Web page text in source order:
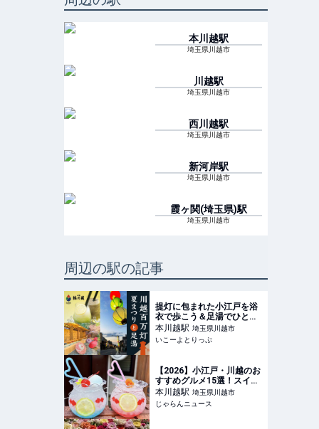
本川越駅
埼玉県川越市
川越駅
埼玉県川越市
西川越駅
埼玉県川越市
新河岸駅
埼玉県川越市
霞ヶ関(埼玉県)駅
埼玉県川越市
周辺の駅の記事
提灯に包まれた小江戸を浴
衣で歩こう＆足湯でひと休
みも！「川越百万灯夏まつ
り2026」開催 | いこーよと
りっぷ
本川越駅 埼玉県川越市
いこーよとりっぷ
【2026】小江戸・川越のお
すすめグルメ15選！スイー
ツやうなぎなどマップ付き
で紹介＜埼玉＞ ｜じゃらん
ニュース
本川越駅 埼玉県川越市
じゃらんニュース